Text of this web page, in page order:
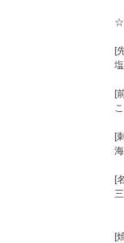
☆
[
[
[
[
[